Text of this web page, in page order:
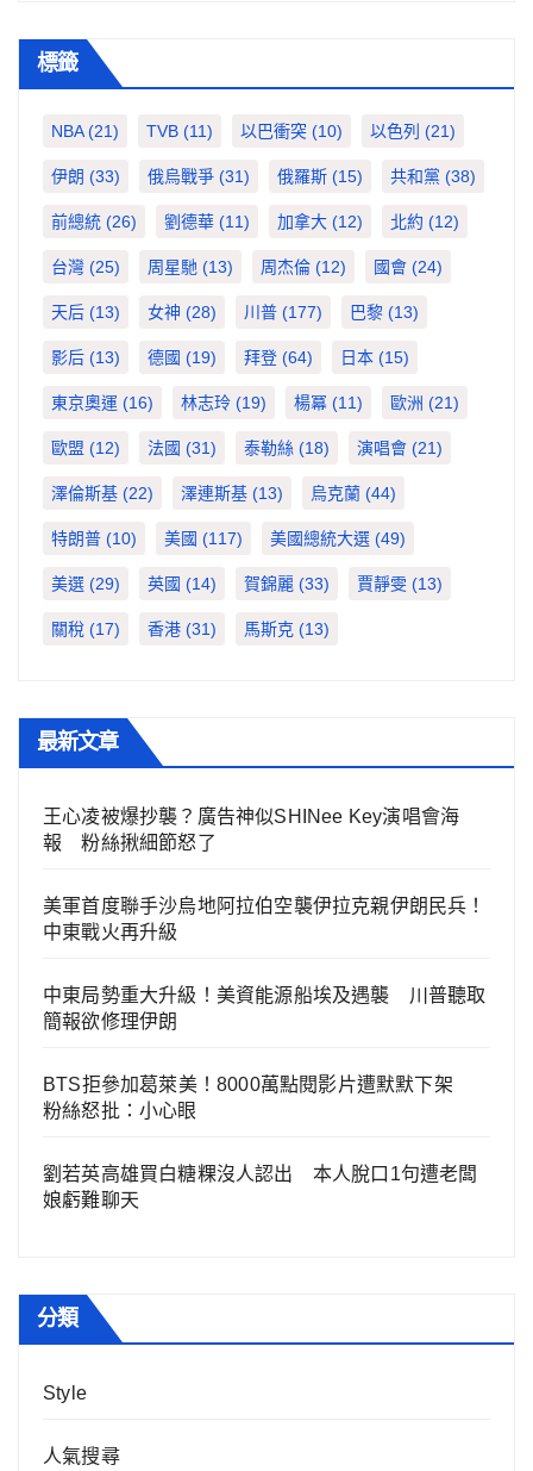
標籤
NBA(21) TVB (11) 以巴衝突 (10) 以色列 (21)
伊朗 (33) 俄烏戰爭 (31) 俄羅斯 (15) 共和黨 (38)
前總統 (26) 劉德華 (11) 加拿大 (12) 北約 (12)
台灣 (25) 周星馳 (13) 周杰倫 (12) 國會 (24)
天后 (13) 女神 (28) 川普 (177) 巴黎 (13)
影后 (13) 德國 (19) 拜登 (64) 日本 (15)
東京奧運 (16) 林志玲 (19) 楊冪 (11) 歐洲 (21)
歐盟 (12) 法國 (31) 泰勒絲 (18) 演唱會 (21)
澤倫斯基 (22) 澤連斯基 (13) 烏克蘭 (44)
特朗普 (10) 美國 (117) 美國總統大選 (49)
美選 (29) 英國 (14) 賀錦麗 (33) 賈靜雯 (13)
關稅 (17) 香港 (31) 馬斯克 (13)
最新文章
王心凌被爆抄襲？廣告神似SHINee Key演唱會海
報 粉絲揪細節怒了
美軍首度聯手沙烏地阿拉伯空襲伊拉克親伊朗民兵！
中東戰火再升級
中東局勢重大升級！美資能源船埃及遇襲 川普聽取
簡報欲修理伊朗
BTS拒參加葛萊美！8000萬點閱影片遭默默下架
粉絲怒批：小心眼
劉若英高雄買白糖粿沒人認出 本人脫口1句遭老闆
娘虧難聊天
分類
Style
人氣搜尋